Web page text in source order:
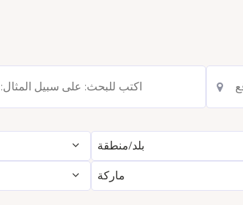
بلد/منطقة
ماركة